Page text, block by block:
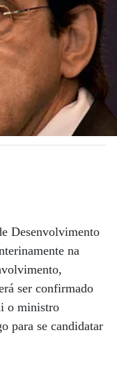
Desenvolvimento
na
ser confirmado
o ministro
para se candidatar